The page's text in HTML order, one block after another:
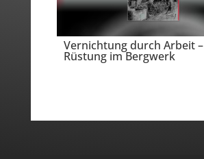
Vernichtung durch Arbeit –
Rüstung im Bergwerk